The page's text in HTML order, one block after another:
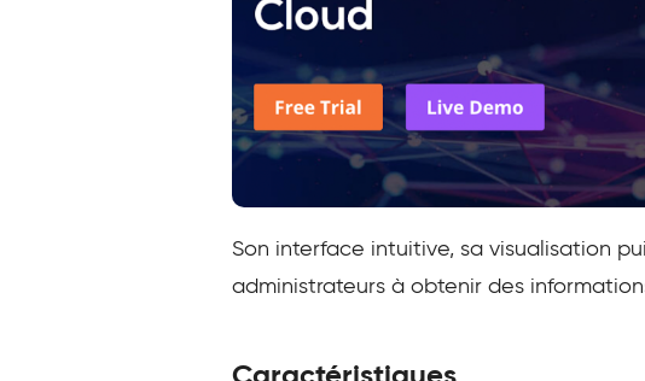
Son interface intuitive, sa visualisation
administrateurs à obtenir des